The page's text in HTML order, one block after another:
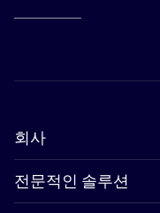
회사
전문적인 솔루션